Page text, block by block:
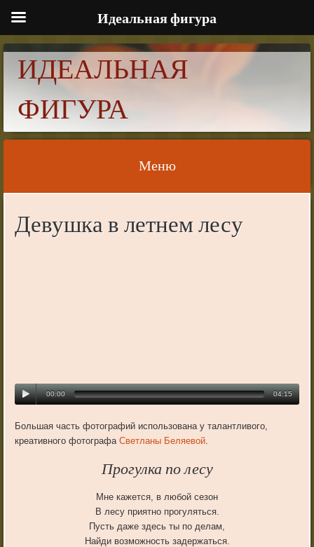
ИДЕАЛЬНАЯ
ФИГУРА
Меню
Девушка в летнем лесу
00:00 04:15
Большая часть фотографий использована у талантливого,
креативного фотографаСветланы Беляевой
Прогулка по лесу
Мне кажется, в любой сезон
В лесу приятно прогуляться.
Пусть даже здесь ты по делам,
Найди возможность задержаться.
Идеальная фигура